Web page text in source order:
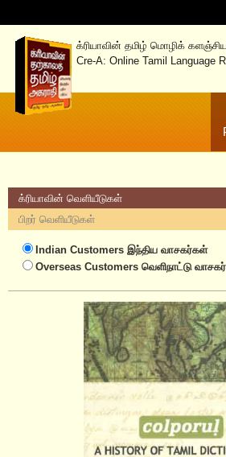
க்ரியாவின் தமிழ் மொழிக்
Cre-A: Online Tamil Language
க்ரியாவின் வெளியீடுகள்
பிறர் வெளியீடுகள்
Indian Customersஇந்திய வாசகர்கள்
Overseas Customersவெளிநாட்டு